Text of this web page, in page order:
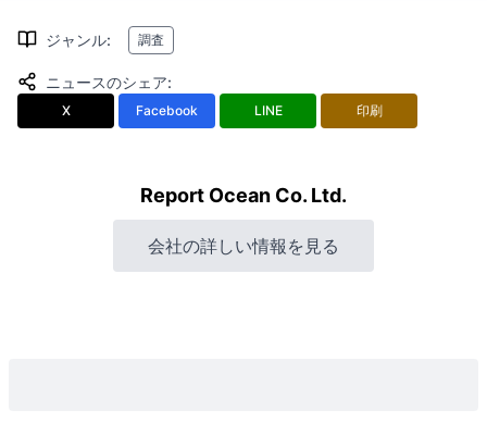
ジャンル: 調査
ニュースのシェア:
X Facebook LINE 印刷
Report Ocean Co. Ltd.
会社の詳しい情報を見る